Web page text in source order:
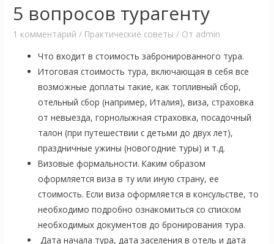
5 вопросов турагенту
1 комментарий / Практические советы / От admin
Что входит в стоимость забронированного тура.
Итоговая стоимость тура, включающая в себя все
возможные доплаты такие, как топливный сбор,
отельный сбор (например, Италия), виза, страховка
от невыезда, горнолыжная страховка, посадочный
талон (при путешествии с детьми до двух лет),
праздничные ужины (новогодние туры) и т.д.
Визовые формальности. Каким образом
оформляется виза в ту или иную страну, ее
стоимость. Если виза оформляется в консульстве, то
необходимо подробно ознакомиться со списком
необходимых документов до бронирования тура.
Дата начала тура, дата заселения в отель и дата